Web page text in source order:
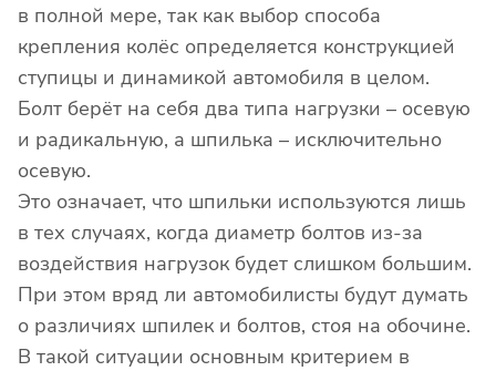
в полной мере, так как выбор способа
крепления колёс определяется конструкцией
ступицы и динамикой автомобиля в целом.
Болт берёт на себя два типа нагрузки – осевую
и радикальную, а шпилька – исключительно
осевую.
Это означает, что шпильки используются лишь
в тех случаях, когда диаметр болтов из-за
воздействия нагрузок будет слишком большим.
При этом вряд ли автомобилисты будут думать
о различиях шпилек и болтов, стоя на обочине.
В такой ситуации основным критерием в